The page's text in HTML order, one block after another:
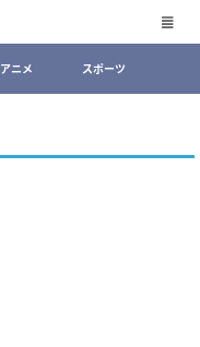
アニメ スポーツ